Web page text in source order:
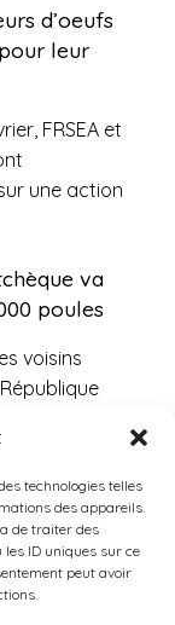
technologies telles
des appareils.
de traiter des
ID uniques sur ce
peut avoir
d’oeufs
leur
FRSEA et
une action
va
poules
voisins
à la
boîtes
toute